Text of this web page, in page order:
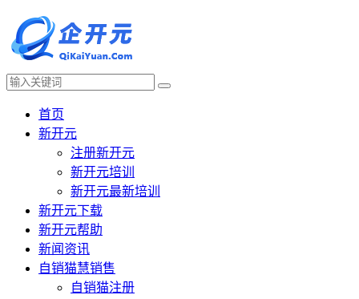
首页
新开元
注册新开元
新开元培训
新开元最新培训
新开元下载
新开元帮助
新闻资讯
自销猫慧销售
自销猫注册